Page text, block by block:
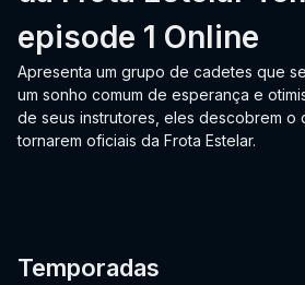
episode 1 Online
Apresenta um grupo de cadetes que
um sonho comum de esperança e
de seus instrutores, eles descobrem o
tornarem oficiais da Frota Estelar.
Temporadas